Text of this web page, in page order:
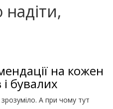
на кожен
бувалих
А при чому тут